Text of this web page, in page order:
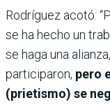
Rodríguez acotó:
se ha hecho un
se haga una
participaron, pero
(prietismo) se